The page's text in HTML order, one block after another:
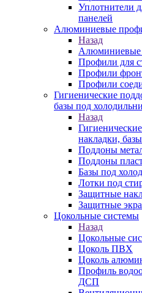
Уплотнители
панелей
Алюминиевые
Назад
Алюминиевые
Профили для
Профили
Профили
Гигиенические
базы под
Назад
накладки,
Поддоны
Поддоны
Базы под
Лотки под
Защитные
Защитные
Цокольные системы
Назад
Цокольные
Цоколь ПВХ
Цоколь
Профиль
ДСП